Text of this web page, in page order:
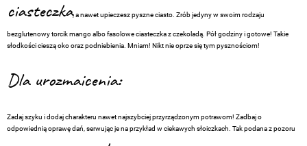
ciasteczka, a nawet upieczesz pyszne ciasto. Zrób jedyny w swoim rodzaju
bezglutenowy torcik mango albo fasolowe ciasteczka z czekoladą. Pół godziny i gotowe! Takie
słodkości cieszą oko oraz podniebienia. Mniam! Nikt nie oprze się tym pysznościom!
Dla urozmaicenia:
Zadaj szyku i dodaj charakteru nawet najszybciej przyrządzonym potrawom! Zadbaj o
odpowiednią oprawę dań, serwując je na przykład w ciekawych słoiczkach. Tak podana z pozoru